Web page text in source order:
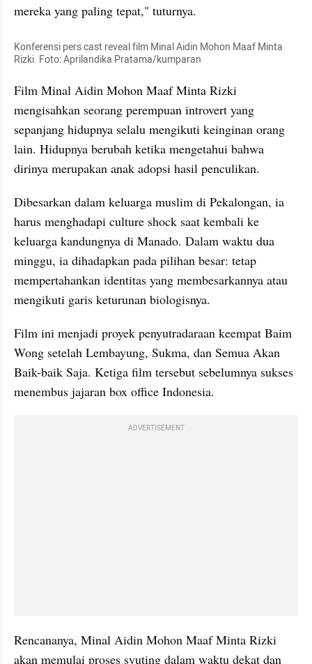
mereka yang paling tepat," tuturnya.
Konferensi pers cast reveal film Minal Aidin Mohon Maaf Minta
Rizki. Foto: Aprilandika Pratama/kumparan
Film Minal Aidin Mohon Maaf Minta Rizki
mengisahkan seorang perempuan introvert yang
sepanjang hidupnya selalu mengikuti keinginan orang
lain. Hidupnya berubah ketika mengetahui bahwa
dirinya merupakan anak adopsi hasil penculikan.
Dibesarkan dalam keluarga muslim di Pekalongan, ia
harus menghadapi culture shock saat kembali ke
keluarga kandungnya di Manado. Dalam waktu dua
minggu, ia dihadapkan pada pilihan besar: tetap
mempertahankan identitas yang membesarkannya atau
mengikuti garis keturunan biologisnya.
Film ini menjadi proyek penyutradaraan keempat Baim
Wong setelah Lembayung, Sukma, dan Semua Akan
Baik-baik Saja. Ketiga film tersebut sebelumnya sukses
menembus jajaran box office Indonesia.
ADVERTISEMENT
Rencananya, Minal Aidin Mohon Maaf Minta Rizki
akan memulai proses syuting dalam waktu dekat dan